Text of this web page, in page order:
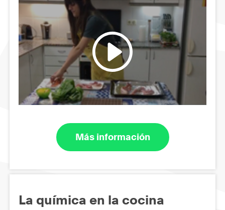
Más información
La química en la cocina